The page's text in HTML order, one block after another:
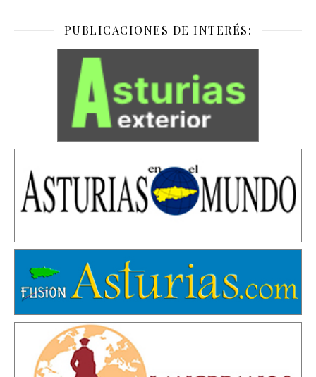
PUBLICACIONES DE INTERÉS: